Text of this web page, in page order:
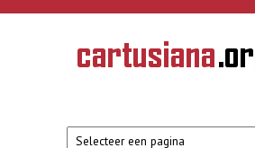
Overslaan en naar de inhoud gaan
Geschiedenis
van de